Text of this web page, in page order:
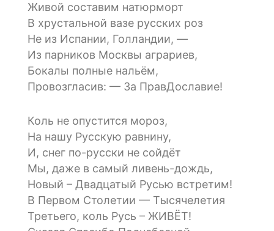
Живой составим натюрморт
В хрустальной вазе русских роз
Не из Испании, Голландии, —
Из парников Москвы аграриев,
Бокалы полные нальём,
Провозгласив: — За ПравДославие!
Коль не опустится мороз,
На нашу Русскую равнину,
И, снег по-русски не сойдёт
Мы, даже в самый ливень-дождь,
Новый – Двадцатый Русью встретим!
В Первом Столетии — Тысячелетия
Третьего, коль Русь – ЖИВЁТ!